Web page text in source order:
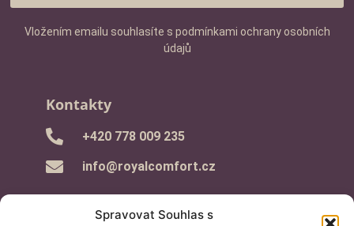
Spravovat Souhlas s
Vložením emailu souhlasíte s podmínkami ochrany osobních
údajů
Kontakty
‭+420 778 009 235‬
info@royalcomfort.cz